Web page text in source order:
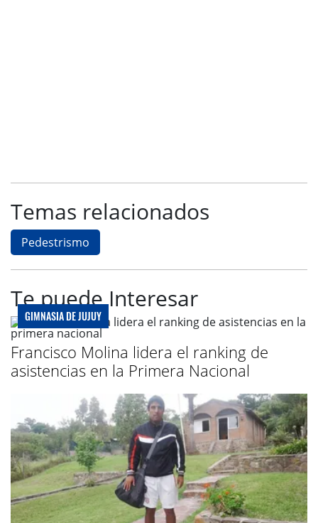
Temas relacionados
Pedestrismo
Te puede Interesar
GIMNASIA DE JUJUY
Francisco Molina lidera el ranking de
asistencias en la Primera Nacional